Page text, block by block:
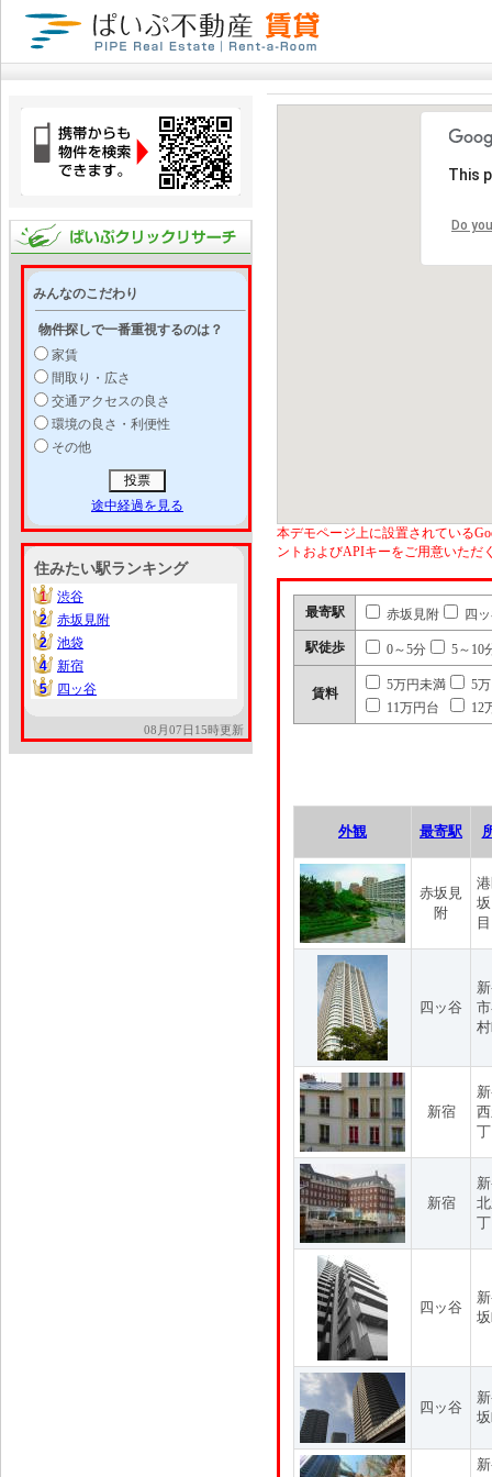
みんなのこだわり
物件探しで一番重視するのは？
家賃
間取り・広さ
交通アクセスの良さ
環境の良さ・利便性
その他
途中経過を見る
住みたい駅ランキング
1
1
渋谷
2
2
赤坂見附
2
2
池袋
4
4
新宿
5
5 四ッ谷
08月07日15時更新
This
Do
本デモページ上に設置されている
ントおよびAPIキーをご用意いただ
最寄駅 赤坂見附 四
駅徒歩 0～5分 5～10
賃料
5万円未満
5
11万円台
12
外観 最寄駅
赤坂見
附
目
四ッ谷
新宿
新宿
四ッ谷
四ッ谷